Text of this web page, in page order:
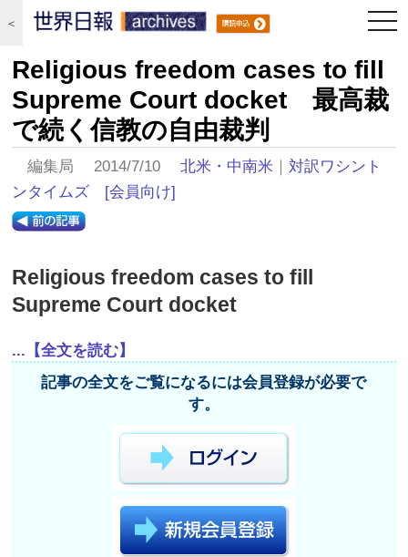
＜
Religious freedom cases to fill
Supreme Court docket 最高裁
で続く信教の自由裁判
編集局 2014/7/10北米・中南米 ｜対訳ワシント
ンタイムズ
[会員向け]
Religious freedom cases to fill
Supreme Court docket
...【全文を読む】
記事の全文をご覧になるには会員登録が必要で
す。